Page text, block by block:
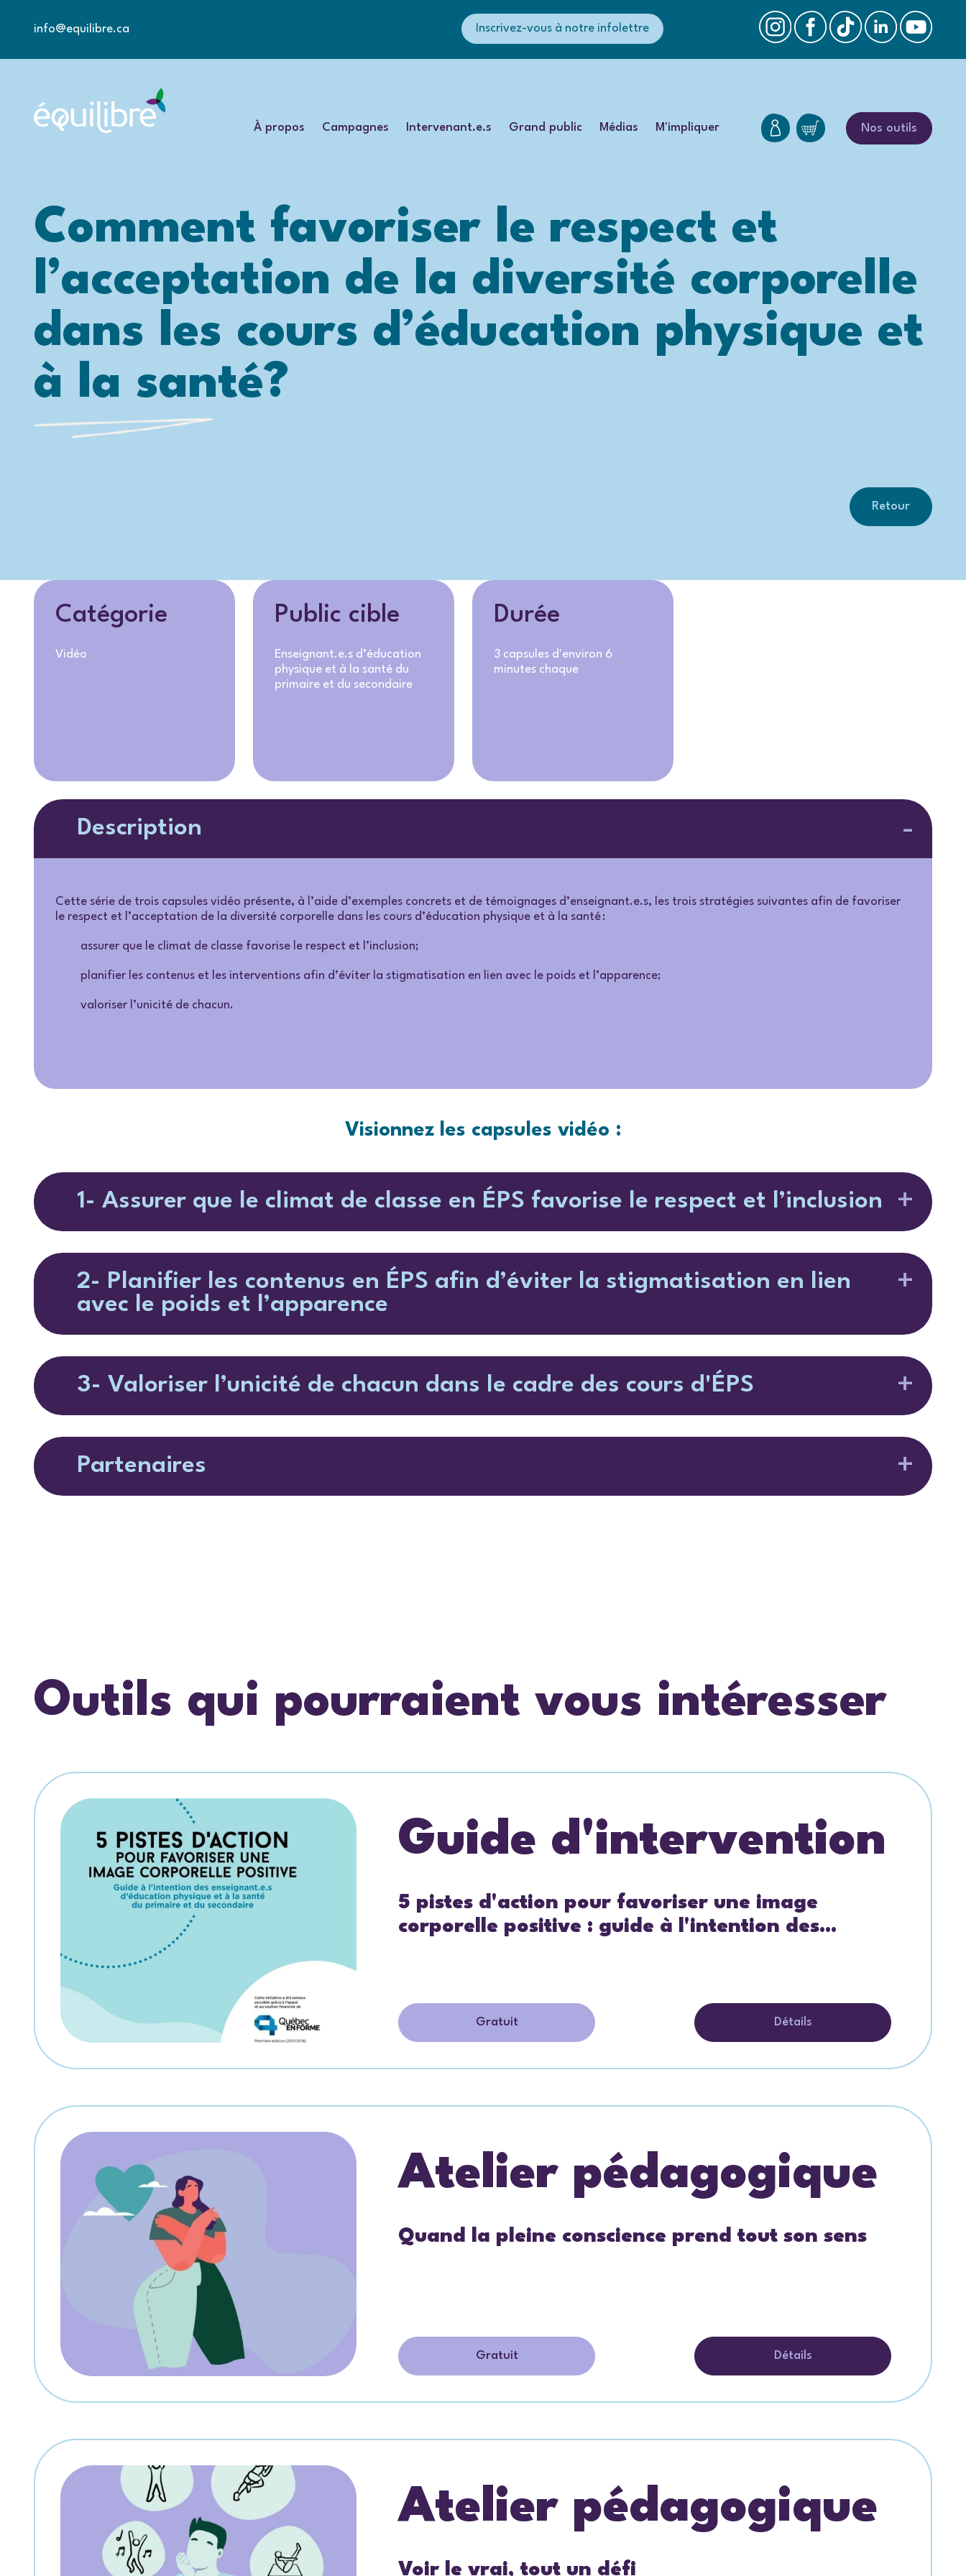
info@equilibre.ca Inscrivez-vous à notre infolettre
À propos Campagnes Intervenant.e.s Grand public Médias M'impliquer Nos outils
Comment favoriser le respect et
l’acceptation de la diversité corporelle
dans les cours d’éducation physique et
à la santé?
Retour
Catégorie
Vidéo
Public cible
Enseignant.e.s d’éducation
physique et à la santé du
primaire et du secondaire
Durée
3 capsules d'environ 6
minutes chaque
Description
Cette série de trois capsules vidéo présente, à l’aide d’exemples concrets et de témoignages d’enseignant.e.s, les trois stratégies suivantes afin de favoriser
le respect et l’acceptation de la diversité corporelle dans les cours d’éducation physique et à la santé :
assurer que le climat de classe favorise le respect et l’inclusion;
planifier les contenus et les interventions afin d’éviter la stigmatisation en lien avec le poids et l’apparence;
valoriser l’unicité de chacun.
Visionnez les capsules vidéo :
1- Assurer que le climat de classe en ÉPS favorise le respect et l’inclusion
2- Planifier les contenus en ÉPS afin d’éviter la stigmatisation en lien
avec le poids et l’apparence
3- Valoriser l’unicité de chacun dans le cadre des cours d'ÉPS
Partenaires
Outils qui pourraient vous intéresser
Guide d'intervention
5 pistes d'action pour favoriser une image
corporelle positive : guide à l'intention des...
Gratuit Détails
Atelier pédagogique
Quand la pleine conscience prend tout son sens
Gratuit Détails
Atelier pédagogique
Voir le vrai, tout un défi